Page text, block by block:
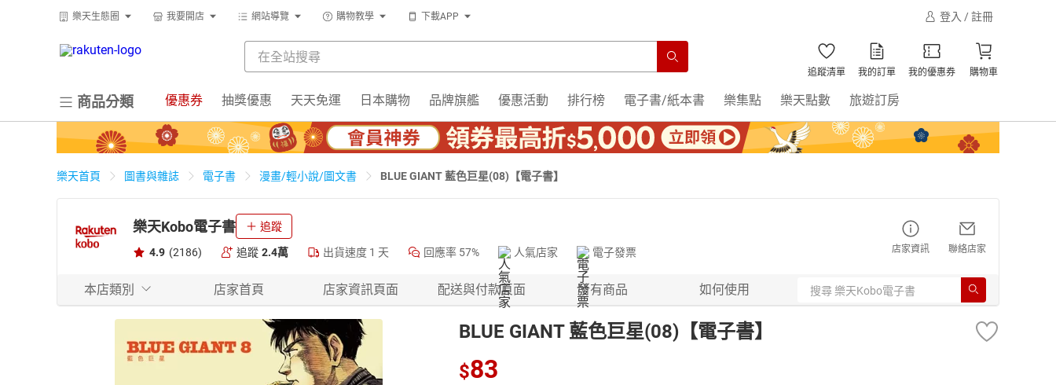
樂天生態圈 我要開店 網站導覽 購物教學 下載APP 登入 / 註冊
追蹤清單 我的訂單 我的優惠券 購物車
商品分類 優惠券 抽獎優惠 天天免運 日本購物 品牌旗艦 優惠活動 排行榜 電子書/紙本書 樂集點 樂天點數 旅遊訂房
樂天首頁 圖書與雜誌 電子書 漫畫/輕小說/圖文書 BLUE GIANT 藍色巨星(08)【電子書】
樂天Kobo電子書 追蹤
4.9 (2186) 追蹤 2.4萬 出貨速度 1 天 回應率 57% 人氣店家 電子發票 店家資訊 聯絡店家
本店類別 店家首頁 店家資訊頁面 配送與付款頁面 所有商品 如何使用
BLUE GIANT 藍色巨星(08)【電子書】
$83